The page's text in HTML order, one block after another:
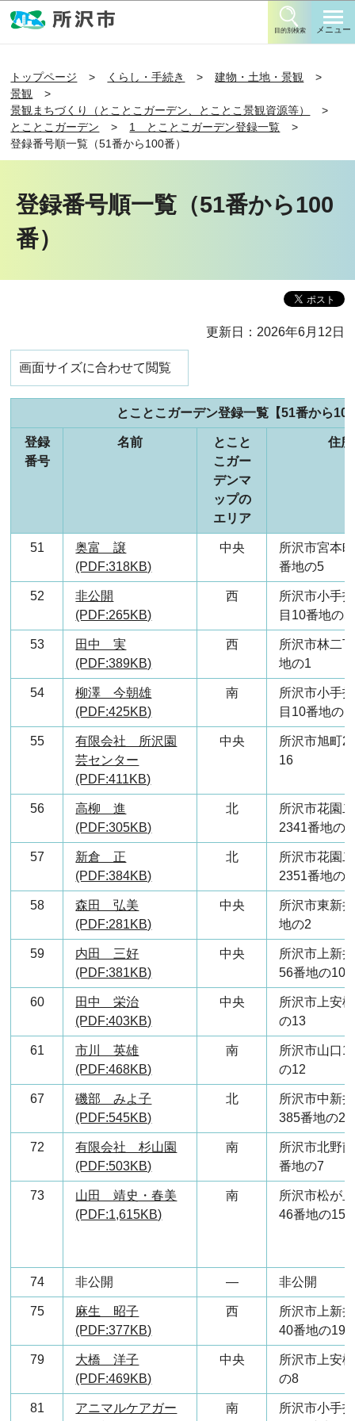
目的別検索 メニュー
トップページ くらし・手続き
建物・土地・景観
景観
景観まちづくり（とことこガーデン、とことこ景観資源等）
とことこガーデン
1 とことこガーデン登録一覧
登録番号順一覧（51番から100番）
登録番号順一覧（51番から100
番）
更新日：2026年6月12日
画面サイズに合わせて閲覧
とことこガーデン登録一覧【51番から
登録
番号
名前
とこと
こガー
デンマ
ップの
エリア
住所
51
奥富 譲
(PDF:318KB)
中央
所沢市宮本
番地の5
52
非公開
(PDF:265KB)
西
所沢市小手
目10番地の5
53
田中 実
(PDF:389KB)
西
所沢市林二
地の1
54
柳澤 今朝雄
(PDF:425KB)
南
所沢市小手
目10番地の
55
有限会社 所沢園
芸センター
(PDF:411KB)
中央
所沢市旭町
16
56
高柳 進
(PDF:305KB)
北
所沢市花園
2341番地の
57
新倉 正
(PDF:384KB)
北
所沢市花園
2351番地の
58
森田 弘美
(PDF:281KB)
中央
所沢市東新
地の2
59
内田 三好
(PDF:381KB)
中央
所沢市上新
56番地の10
60
田中 栄治
(PDF:403KB)
中央
所沢市上安
の13
61
市川 英雄
(PDF:468KB)
南
所沢市山口
の12
67
磯部 みよ子
(PDF:545KB)
北
所沢市中新
385番地の2
72
有限会社 杉山園
(PDF:503KB)
南
所沢市北野
番地の7
73
山田 靖史・春美
(PDF:1,615KB)
南
所沢市松が
46番地の15
74 非公開 ― 非公開
75
麻生 昭子
(PDF:377KB)
西
所沢市上新
40番地の19
79
大橋 洋子
(PDF:469KB)
中央
所沢市上安
の8
81
アニマルケアガー
南
所沢市小手